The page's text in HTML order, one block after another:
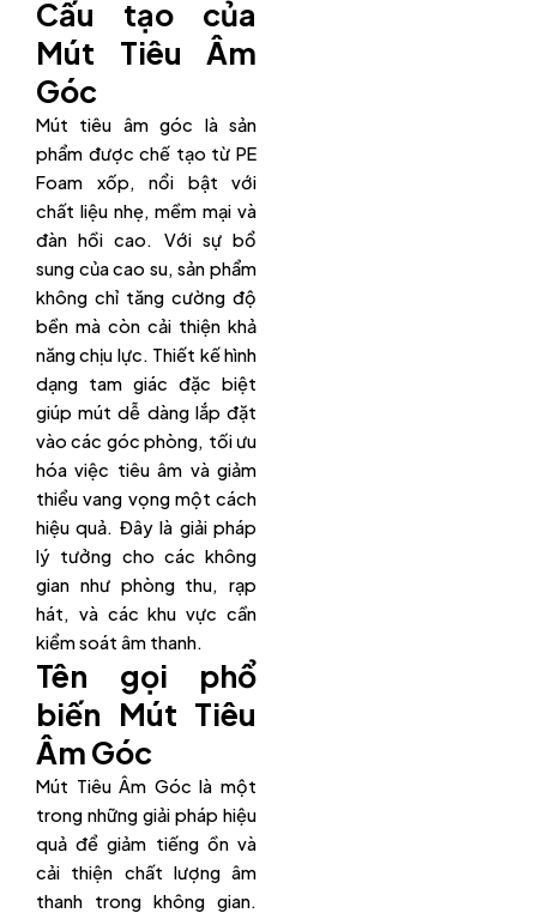
Cấu tạo của
Mút Tiêu Âm
Góc
Mút tiêu âm góc là sản
phẩm được chế tạo từ PE
Foam xốp, nổi bật với
chất liệu nhẹ, mềm mại và
đàn hồi cao. Với sự bổ
sung của cao su, sản phẩm
không chỉ tăng cường độ
bền mà còn cải thiện khả
năng chịu lực. Thiết kế hình
dạng tam giác đặc biệt
giúp mút dễ dàng lắp đặt
vào các góc phòng, tối ưu
hóa việc tiêu âm và giảm
thiểu vang vọng một cách
hiệu quả. Đây là giải pháp
lý tưởng cho các không
gian như phòng thu, rạp
hát, và các khu vực cần
kiểm soát âm thanh.
Tên gọi phổ
biến Mút Tiêu
Âm Góc
Mút Tiêu Âm Góc là một
trong những giải pháp hiệu
quả để giảm tiếng ồn và
cải thiện chất lượng âm
thanh trong không gian.